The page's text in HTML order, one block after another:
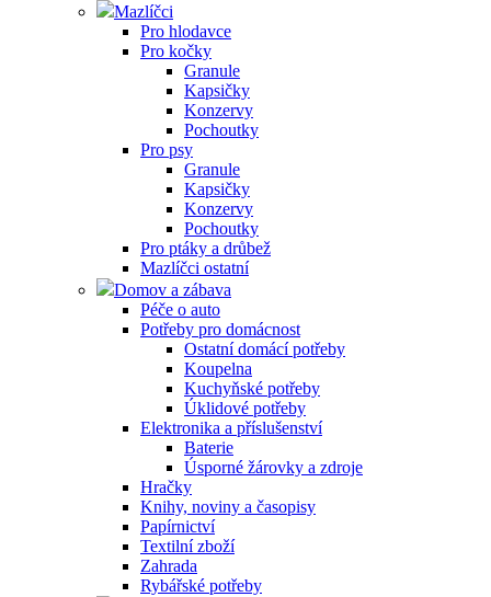
Mazlíčci
Pro hlodavce
Pro kočky
Granule
Kapsičky
Konzervy
Pochoutky
Pro psy
Granule
Kapsičky
Konzervy
Pochoutky
Pro ptáky a drůbež
Mazlíčci ostatní
Domov a zábava
Péče o auto
Potřeby pro domácnost
Ostatní domácí potřeby
Koupelna
Kuchyňské potřeby
Úklidové potřeby
Elektronika a příslušenství
Baterie
Úsporné žárovky a zdroje
Hračky
Knihy, noviny a časopisy
Papírnictví
Textilní zboží
Zahrada
Rybářské potřeby